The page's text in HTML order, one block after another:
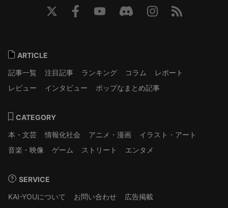
ARTICLE
記事一覧
注目記事 ランキング コラム
レポート
レビュー
インタビュー ポップなまとめ記事
CATEGORY
本・文芸
情報化社会 アニメ・漫画
イラスト・アート
音楽・映像
ゲーム ストリート エンタメ
SERVICE
KAI-YOUについて
お問い合わせ
広告掲載